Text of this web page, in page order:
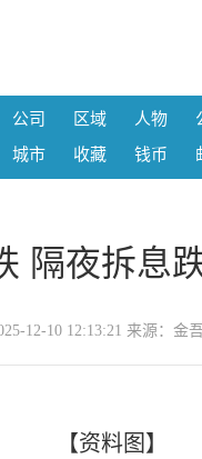
公司 区域 人物
城市 收藏 钱币
隔夜拆息
12-10 12:13:21 来源：金
【资料图】